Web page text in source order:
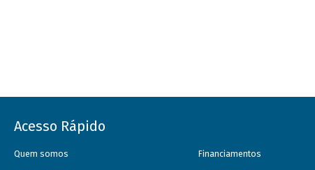
Acesso Rápido
Quem somos Financiamentos